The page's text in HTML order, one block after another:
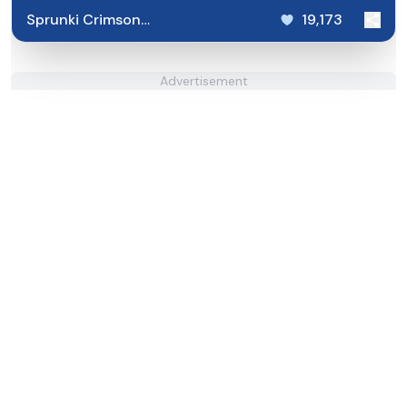
Sprunki Crimson
Cataclysm
19,173
Advertisement